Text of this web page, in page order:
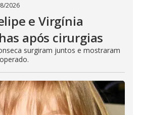
2026
e Virgínia
após cirurgias
surgiram juntos e mostraram